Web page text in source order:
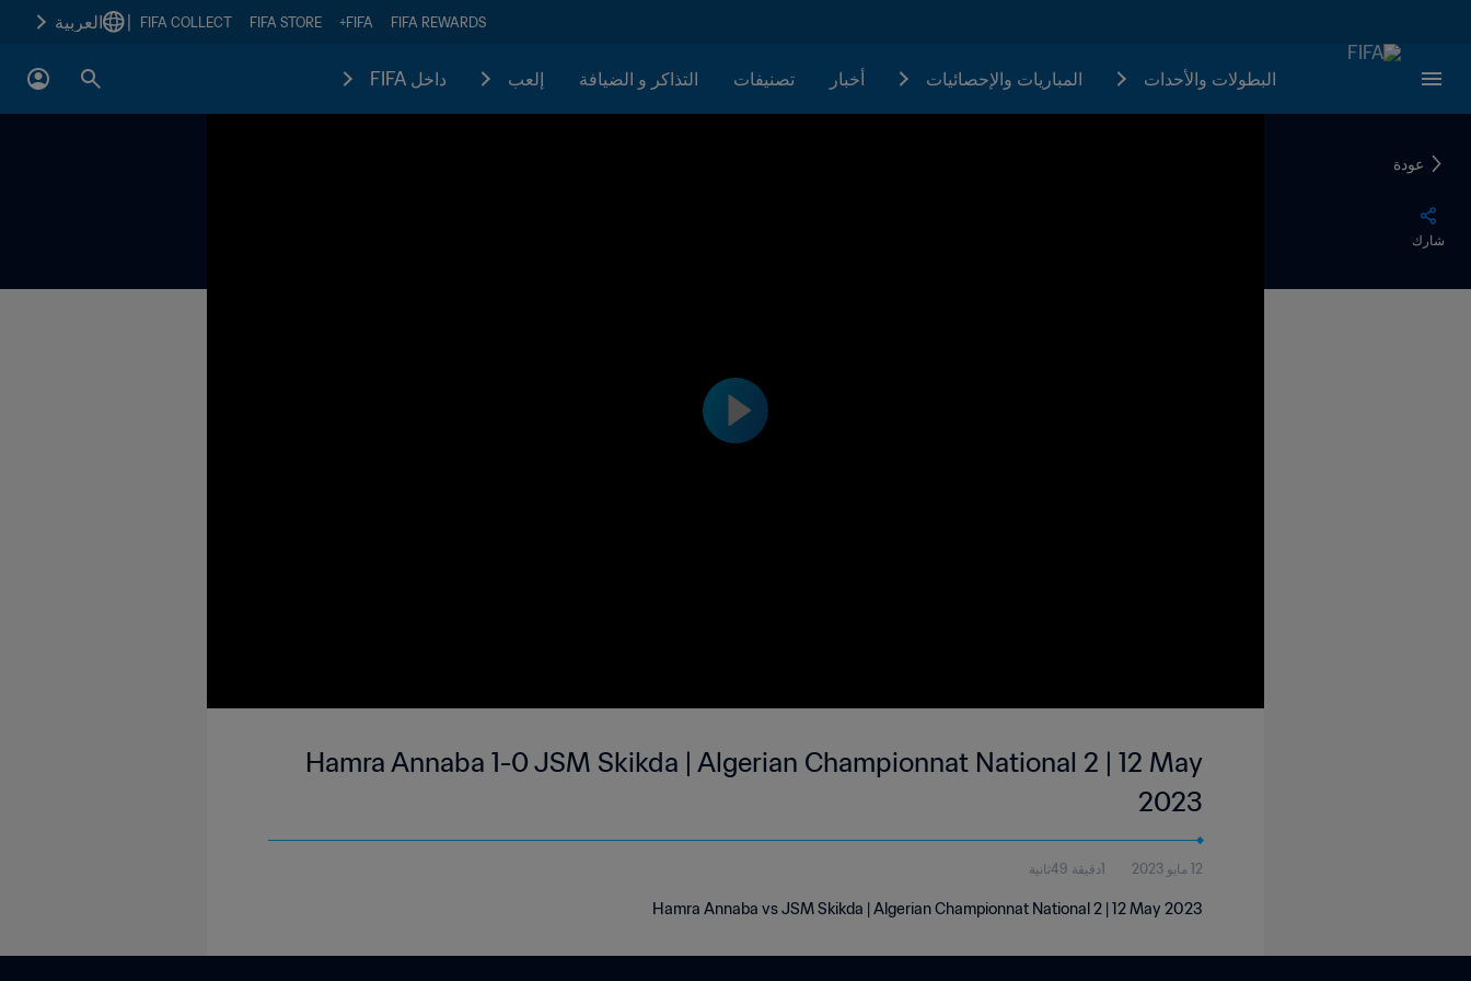
FIFA REWARDS
FIFA+
FIFA STORE
FIFA COLLECT العربية
البطولات والأحدات المباريات والإحصائيات أخبار تصنيفات التذاكر و الضيافة إلعب داخل FIFA
عودة
شارك
Hamra Annaba 1-0 JSM Skikda | Algerian Championnat National 2 | 12 May
2023
12 مايو 2023 1دقيقة 49ثانية
Hamra Annaba vs JSM Skikda | Algerian Championnat National 2 | 12 May 2023